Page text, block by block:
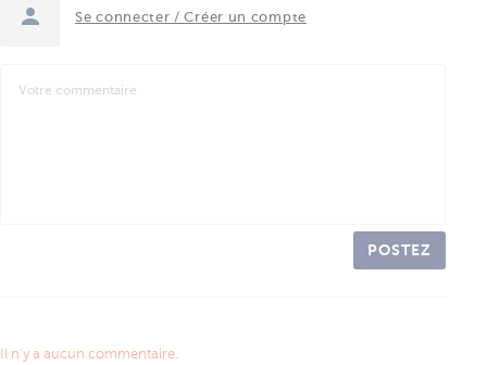
Se connecter / Créer un compte
POSTEZ
Il n'y a aucun commentaire.